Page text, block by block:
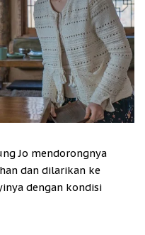
Jo mendorongnya
dan dilarikan ke
dengan kondisi